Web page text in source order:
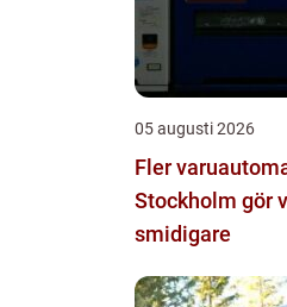
05 augusti 2026
Fler
Stockholm gör
smidigare